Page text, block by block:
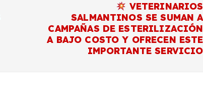
VETERINARIOS
SALMANTINOS SE SUMAN A
CAMPAÑAS DE ESTERILIZACIÓN
A BAJO COSTO Y OFRECEN ESTE
IMPORTANTE SERVICIO